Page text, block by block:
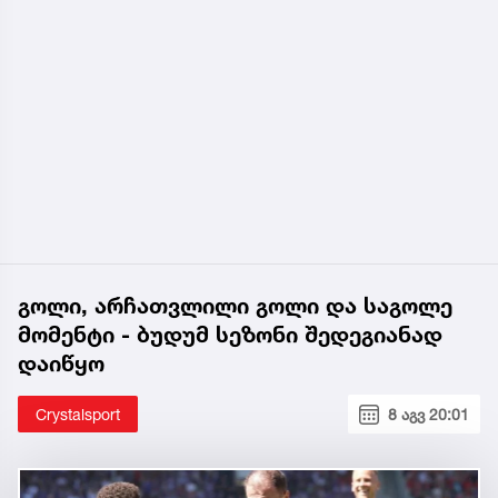
გოლი, არჩათვლილი გოლი და საგოლე
მომენტი - ბუდუმ სეზონი შედეგიანად
დაიწყო
Crystalsport 8 აგვ 20:01